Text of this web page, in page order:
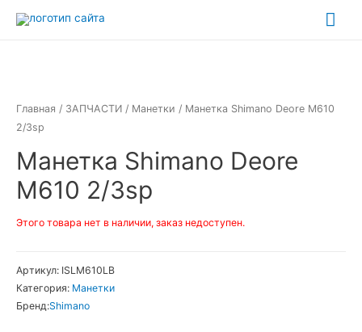
Главная / ЗАПЧАСТИ / Манетки / Манетка Shimano Deore M610
2/3sp
Манетка Shimano Deore
M610 2/3sp
Этого товара нет в наличии, заказ недоступен.
Артикул: ISLM610LB
Категория: Манетки
Бренд:Shimano